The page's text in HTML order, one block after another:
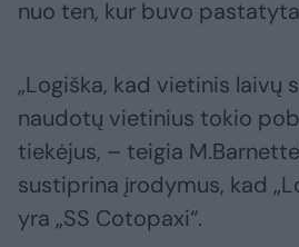
nuo ten, kur buvo
„Logiška, kad vietinis laivų
naudotų vietinius tokio
tiekėjus, – teigia
sustiprina įrodymus, kad
yra „SS Cotopaxi“.